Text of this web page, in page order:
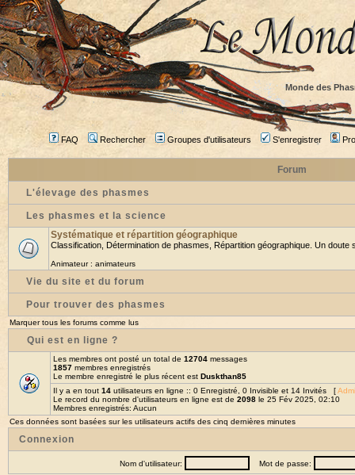
Monde des
FAQ Rechercher Groupes d'utilisateurs S'enregistrer
Forum
L'élevage des phasmes
Les phasmes et la science
Systématique et répartition géographique
Classification, Détermination de phasmes, Répartition géographique. Un doute
Animateur : animateurs
Vie du site et du forum
Pour trouver des phasmes
Marquer tous les forums comme lus
Qui est en ligne ?
Les membres ont posté un total de 12704 messages
1857 membres enregistrés
Le membre enregistré le plus récent est Duskthan85
Il y a en tout 14 utilisateurs en ligne :: 0 Enregistré, 0 Invisible et 14 Invités [
Le record du nombre d'utilisateurs en ligne est de 2098 le 25 Fév 2025, 02:10
Membres enregistrés: Aucun
Ces données sont basées sur les utilisateurs actifs des cinq dernières minutes
Connexion
Nom d'utilisateur: Mot de passe: